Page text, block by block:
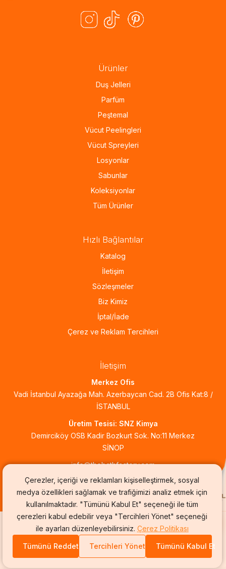
Ürünler
Duş Jelleri
Parfüm
Peştemal
Vücut Peelingleri
Vücut Spreyleri
Losyonlar
Sabunlar
Koleksiyonlar
Tüm Ürünler
Hızlı Bağlantılar
Katalog
İletişim
Sözleşmeler
Biz Kimiz
İptal/İade
Çerez ve Reklam Tercihleri
İletişim
Merkez Ofis
Vadi İstanbul Ayazağa Mah. Azerbaycan Cad. 2B Ofis Kat:8 /
İSTANBUL
Üretim Tesisi: SNZ Kimya
Demirciköy OSB Kadir Bozkurt Sok. No:11 Merkez
SİNOP
info@thebathfactory.com
Çerezler, içeriği ve reklamları kişiselleştirmek, sosyal
medya özellikleri sağlamak ve trafiğimizi analiz etmek için
kullanılmaktadır. "Tümünü Kabul Et" seçeneği ile tüm
çerezleri kabul edebilir veya "Tercihleri Yönet" seçeneği
ile ayarları düzenleyebilirsiniz. Çerez Politikası
Tümünü Reddet Tercihleri Yönet Tümünü Kabul Et